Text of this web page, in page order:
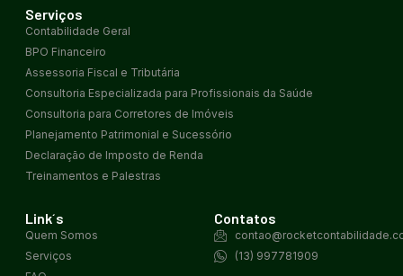
Link´s
Quem Somos
Serviços
Serviços
Contabilidade Geral
BPO Financeiro
Assessoria Fiscal e Tributária
Consultoria Especializada para Profissionais da Saúde
Consultoria para Corretores de Imóveis
Planejamento Patrimonial e Sucessório
Declaração de Imposto de Renda
Treinamentos e Palestras
Contatos
(13) 997781909